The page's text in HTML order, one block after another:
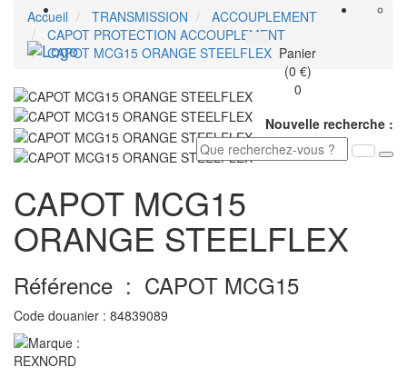
Panier
(0 €)
0
Nouvelle recherche :
Accueil TRANSMISSION
ACCOUPLEMENT
CAPOT PROTECTION ACCOUPLEMENT
CAPOT MCG15 ORANGE STEELFLEX
CAPOT MCG15
ORANGE STEELFLEX
Référence : CAPOT MCG15
Code douanier : 84839089